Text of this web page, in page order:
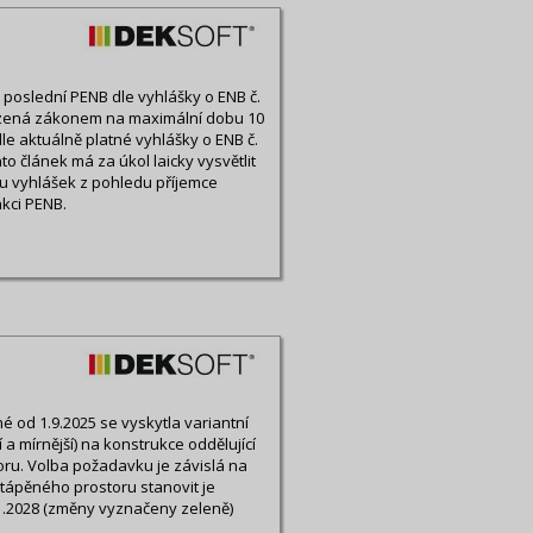
PENB dle vyhlášky o ENB č.
zákonem na maximální dobu 10
aktuálně platné vyhlášky o ENB č.
článek má za úkol laicky vysvětlit
vyhlášek z pohledu příjemce
PENB.
od 1.9.2025 se vyskytla variantní
mírnější) na konstrukce oddělující
Volba požadavku je závislá na
prostoru stanovit je
(změny vyznačeny zeleně)